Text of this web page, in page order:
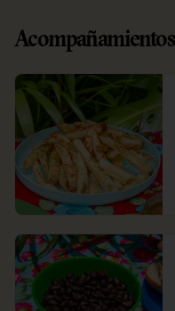
Acompañamientos